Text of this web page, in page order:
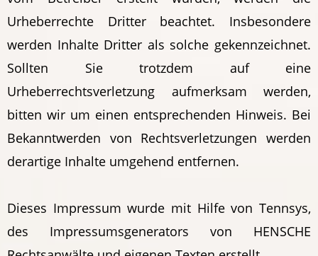
Urheberrechte Dritter beachtet. Insbesondere
werden Inhalte Dritter als solche gekennzeichnet.
Sollten Sie trotzdem auf eine
Urheberrechtsverletzung aufmerksam werden,
bitten wir um einen entsprechenden Hinweis. Bei
Bekanntwerden von Rechtsverletzungen werden
derartige Inhalte umgehend entfernen.
Dieses Impressum wurde mit Hilfe von Tennsys,
des Impressumsgenerators von HENSCHE